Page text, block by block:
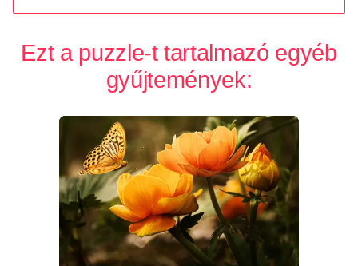
Ezt a puzzle-t tartalmazó egyéb
gyűjtemények: